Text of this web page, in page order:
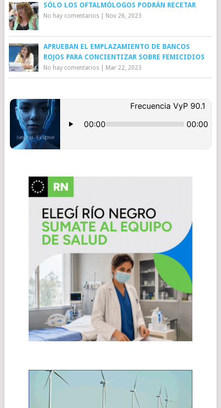
SÓLO LOS OFTALMÓLOGOS PODRÁN RECETAR
No hay comentarios| Nov 26, 2023
APRUEBAN EL EMPLAZAMIENTO DE BANCOS
ROJOS PARA CONCIENTIZAR SOBRE FEMICIDIOS
No hay comentarios| Mar 22, 2023